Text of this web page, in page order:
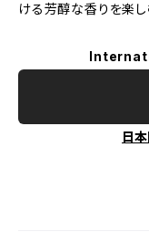
ける芳醇な香りを楽し
日